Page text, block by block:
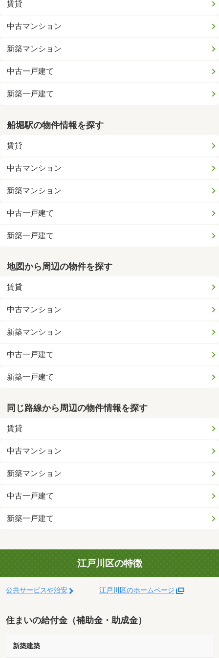
賃貸
中古マンション
新築マンション
中古一戸建て
新築一戸建て
船堀駅の物件情報を探す
賃貸
中古マンション
新築マンション
中古一戸建て
新築一戸建て
地図から周辺の物件を探す
賃貸
中古マンション
新築マンション
中古一戸建て
新築一戸建て
同じ路線から周辺の物件情報を探す
賃貸
中古マンション
新築マンション
中古一戸建て
新築一戸建て
江戸川区の特徴
公共サービスや治安 江戸川区のホームページ
住まいの給付金（補助金・助成金）
新築建築